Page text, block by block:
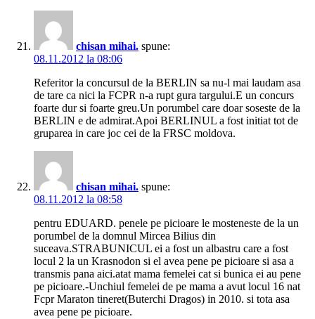
chisan mihai. spune:
08.11.2012 la 08:06
Referitor la concursul de la BERLIN sa nu-l mai laudam asa
de tare ca nici la FCPR n-a rupt gura targului.E un concurs
foarte dur si foarte greu.Un porumbel care doar soseste de la
BERLIN e de admirat.Apoi BERLINUL a fost initiat tot de
gruparea in care joc cei de la FRSC moldova.
chisan mihai. spune:
08.11.2012 la 08:58
pentru EDUARD. penele pe picioare le mosteneste de la un
porumbel de la domnul Mircea Bilius din
suceava.STRABUNICUL ei a fost un albastru care a fost
locul 2 la un Krasnodon si el avea pene pe picioare si asa a
transmis pana aici.atat mama femelei cat si bunica ei au pene
pe picioare.-Unchiul femelei de pe mama a avut locul 16 nat
Fcpr Maraton tineret(Buterchi Dragos) in 2010. si tota asa
avea pene pe picioare.